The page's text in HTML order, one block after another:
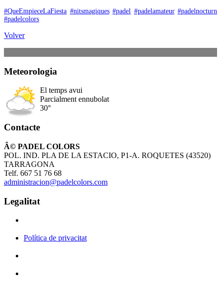
#QueEmpieceLaFiesta #nitsmagiques #padel #padelamateur #padelnocturn
#padelcolors
Volver
Meteorologia
El temps avui
Parcialment ennubolat
30°
Contacte
Â© PADEL COLORS
POL. IND. PLA DE LA ESTACIO, P1-A. ROQUETES (43520)
TARRAGONA
Telf. 667 51 76 68
administracion@padelcolors.com
Legalitat
Política de privacitat